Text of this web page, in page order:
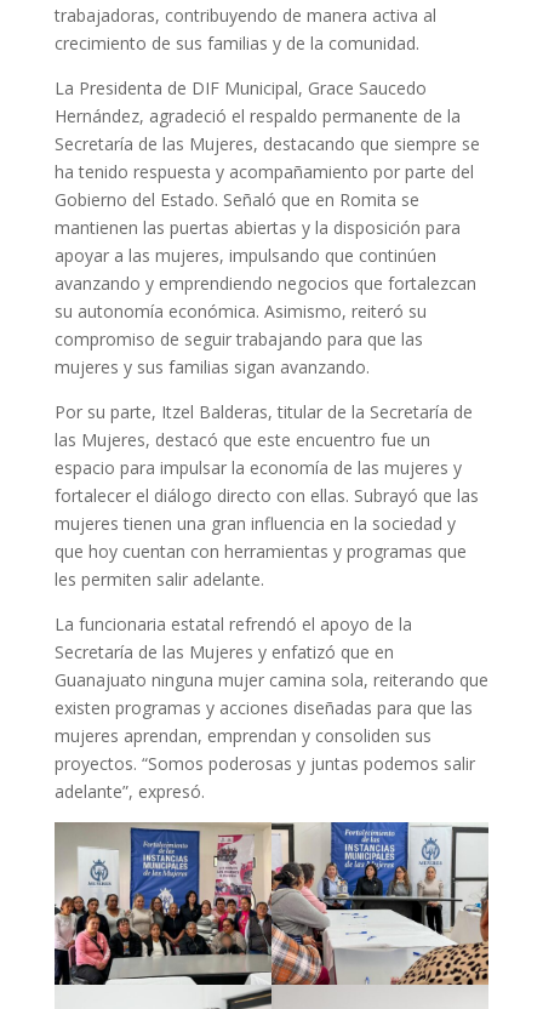
trabajadoras, contribuyendo de manera activa al
crecimiento de sus familias y de la comunidad.
La Presidenta de DIF Municipal, Grace Saucedo
Hernández, agradeció el respaldo permanente de la
Secretaría de las Mujeres, destacando que siempre se
ha tenido respuesta y acompañamiento por parte del
Gobierno del Estado. Señaló que en Romita se
mantienen las puertas abiertas y la disposición para
apoyar a las mujeres, impulsando que continúen
avanzando y emprendiendo negocios que fortalezcan
su autonomía económica. Asimismo, reiteró su
compromiso de seguir trabajando para que las
mujeres y sus familias sigan avanzando.
Por su parte, Itzel Balderas, titular de la Secretaría de
las Mujeres, destacó que este encuentro fue un
espacio para impulsar la economía de las mujeres y
fortalecer el diálogo directo con ellas. Subrayó que las
mujeres tienen una gran influencia en la sociedad y
que hoy cuentan con herramientas y programas que
les permiten salir adelante.
La funcionaria estatal refrendó el apoyo de la
Secretaría de las Mujeres y enfatizó que en
Guanajuato ninguna mujer camina sola, reiterando que
existen programas y acciones diseñadas para que las
mujeres aprendan, emprendan y consoliden sus
proyectos. “Somos poderosas y juntas podemos salir
adelante”, expresó.